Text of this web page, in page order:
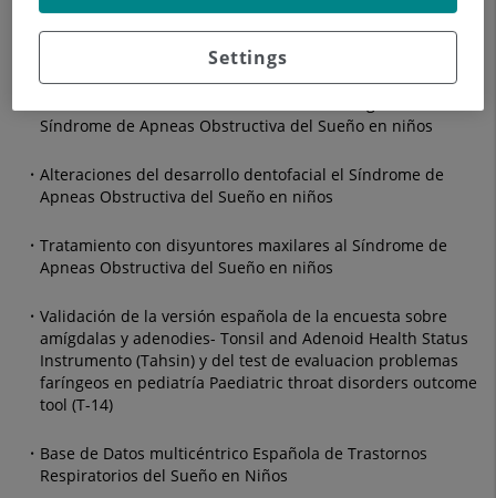
Consecuencias de comportamiento y neurocognitivas al
Síndrome de Apneas Obstructiva del Sueño en niños
Síndrome de Apneas Obstructiva del Sueño en niños
Alteraciones del desarrollo dentofacial el Síndrome de
Apneas Obstructiva del Sueño en niños
Tratamiento con disyuntores maxilares al Síndrome de
Apneas Obstructiva del Sueño en niños
Validación de la versión española de la encuesta sobre
amígdalas y adenodies- Tonsil and Adenoid Health Status
Instrumento (Tahsin) y del test de evaluacion problemas
faríngeos en pediatría Paediatric throat disorders outcome
tool (T-14)
Base de Datos multicéntrico Española de Trastornos
Respiratorios del Sueño en Niños
Settings